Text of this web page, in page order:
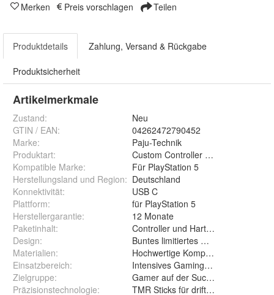
Merken Preis vorschlagen Teilen
Produktdetails Zahlung, Versand & Rückgabe
Produktsicherheit
Artikelmerkmale
Zustand:
Neu
GTIN / EAN:
04262472790452
Marke:
Paju-Technik
Produktart:
Custom Controller für für
Kompatible Marke:
Für PlayStation 5
Herstellungsland und Region: Deutschland
Konnektivität:
USB C
Plattform:
für PlayStation 5
Herstellergarantie:
12 Monate
Paketinhalt:
Controller und Hartschalencase
Design:
Buntes limitiertes Custom Design
Materialien:
Hochwertige Komponenten mit
Einsatzbereich:
Intensives Gaming für Profis und
Zielgruppe:
Gamer auf der Suche nach
Präzisionstechnologie:
TMR Sticks für driftfreie Steuerung